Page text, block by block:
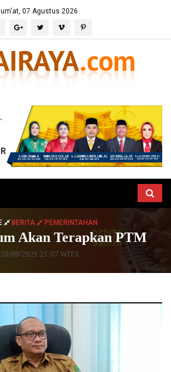
07 Agustus 2026
BERITA PEMERINTAHAN
Akan Terapkan PTM
20/09/2021 21:07 WITA